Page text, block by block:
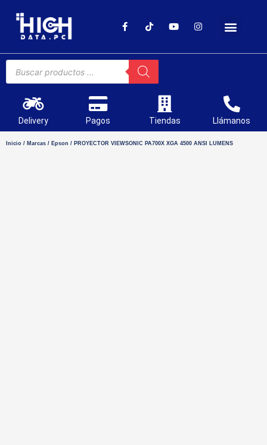
Delivery Pagos Tiendas Llámanos
Inicio / Marcas / Epson / PROYECTOR VIEWSONIC PA700X XGA 4500 ANSI LUMENS